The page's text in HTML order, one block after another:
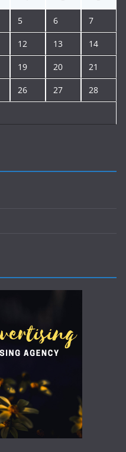
5 6 7
12 13 14
19 20 21
26 27 28